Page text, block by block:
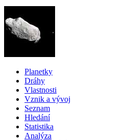
Planetky
Dráhy
Vlastnosti
Vznik a vývoj
Seznam
Hledání
Statistika
Analýza